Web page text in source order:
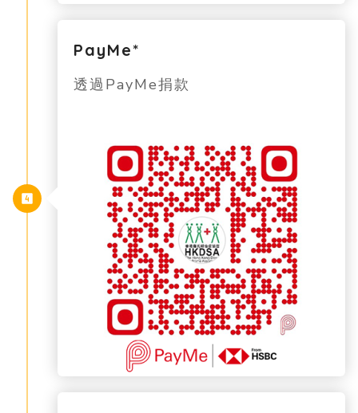
PayMe*
透過PayMe捐款